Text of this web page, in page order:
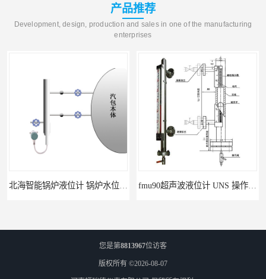
产品推荐
Development, design, production and sales in one of the manufacturing
enterprises
您是第8813967位访客
版权所有 ©2026-08-07